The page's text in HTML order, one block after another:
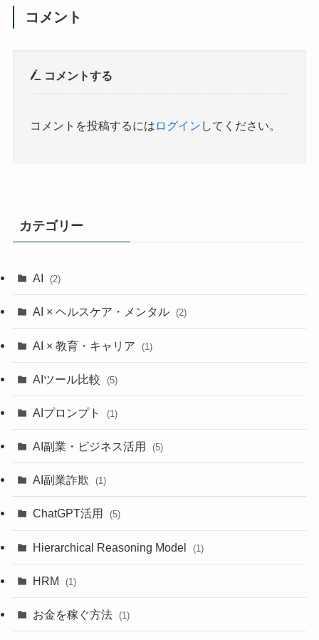
コメント
コメントする
コメントを投稿するには ログイン してください。
カテゴリー
AI (2)
AI × ヘルスケア・メンタル (2)
AI × 教育・キャリア (1)
AIツール比較 (5)
AIプロンプト (1)
AI副業・ビジネス活用 (5)
AI副業詐欺 (1)
ChatGPT活用 (5)
Hierarchical Reasoning Model (1)
HRM (1)
お金を稼ぐ方法 (1)